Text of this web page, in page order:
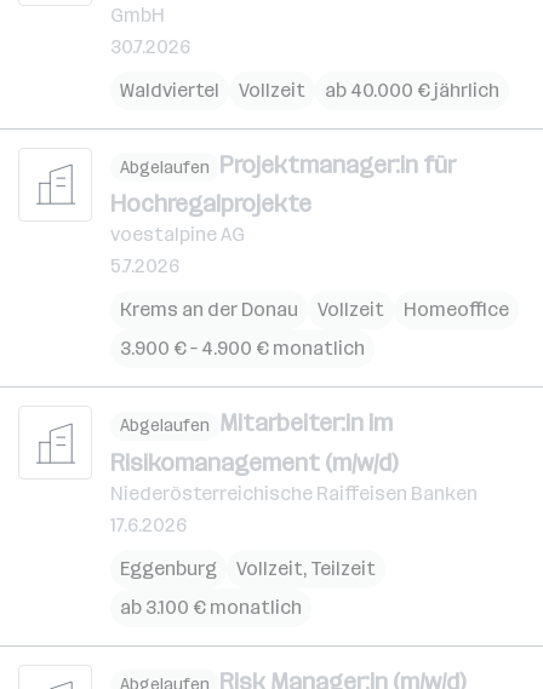
GmbH
30.7.2026
Waldviertel
Vollzeit ab 40.000 € jährlich
Abgelaufen Projektmanager:in für
Hochregalprojekte
voestalpine AG
5.7.2026
Krems an der Donau
Vollzeit
Homeoffice
3.900 € – 4.900 € monatlich
Abgelaufen Mitarbeiter:in im
Risikomanagement (m/w/d)
Niederösterreichische Raiffeisen Banken
17.6.2026
Eggenburg
Vollzeit, Teilzeit
ab 3.100 € monatlich
Abgelaufen Risk Manager:in (m/w/d)